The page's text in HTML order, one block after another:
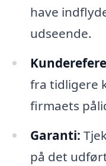
have
udseende.
fra tidligere
firmaets
Garanti:
på det